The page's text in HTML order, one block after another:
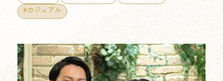
#カジュアル